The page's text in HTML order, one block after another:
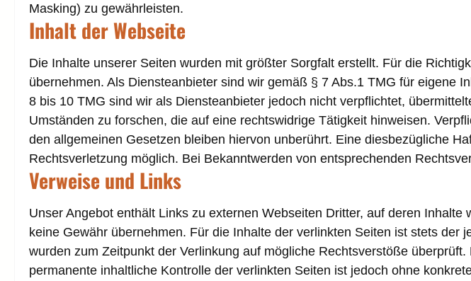
Masking) zu gewährleisten.
Inhalt der Webseite
Die Inhalte unserer Seiten wurden mit größter Sorgfalt erstellt. Für die
übernehmen. Als Diensteanbieter sind wir gemäß § 7 Abs.1 TMG für eigene
8 bis 10 TMG sind wir als Diensteanbieter jedoch nicht verpflichtet,
Umständen zu forschen, die auf eine rechtswidrige Tätigkeit hinweisen.
den allgemeinen Gesetzen bleiben hiervon unberührt. Eine diesbezügliche
Rechtsverletzung möglich. Bei Bekanntwerden von entsprechenden
Verweise und Links
Unser Angebot enthält Links zu externen Webseiten Dritter, auf deren
keine Gewähr übernehmen. Für die Inhalte der verlinkten Seiten ist stets
wurden zum Zeitpunkt der Verlinkung auf mögliche Rechtsverstöße
permanente inhaltliche Kontrolle der verlinkten Seiten ist jedoch ohne